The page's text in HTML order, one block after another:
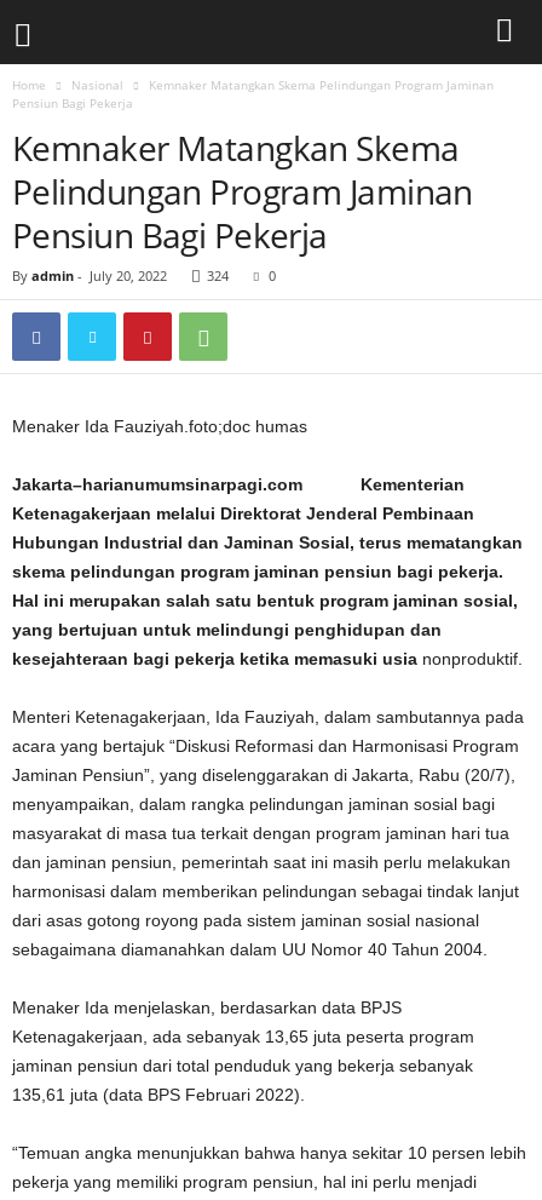
Home Nasional
Kemnaker Matangkan Skema Pelindungan Program Jaminan
Pensiun Bagi Pekerja
Kemnaker Matangkan Skema
Pelindungan Program Jaminan
Pensiun Bagi Pekerja
By admin - July 20, 2022 324 0
Menaker Ida Fauziyah.foto;doc humas
Jakarta–harianumumsinarpagi.com Kementerian
Ketenagakerjaan melalui Direktorat Jenderal Pembinaan
Hubungan Industrial dan Jaminan Sosial, terus mematangkan
skema pelindungan program jaminan pensiun bagi pekerja.
Hal ini merupakan salah satu bentuk program jaminan sosial,
yang bertujuan untuk melindungi penghidupan dan
kesejahteraan bagi pekerja ketika memasuki usia nonproduktif.
Menteri Ketenagakerjaan, Ida Fauziyah, dalam sambutannya pada
acara yang bertajuk “Diskusi Reformasi dan Harmonisasi Program
Jaminan Pensiun”, yang diselenggarakan di Jakarta, Rabu (20/7),
menyampaikan, dalam rangka pelindungan jaminan sosial bagi
masyarakat di masa tua terkait dengan program jaminan hari tua
dan jaminan pensiun, pemerintah saat ini masih perlu melakukan
harmonisasi dalam memberikan pelindungan sebagai tindak lanjut
dari asas gotong royong pada sistem jaminan sosial nasional
sebagaimana diamanahkan dalam UU Nomor 40 Tahun 2004.
Menaker Ida menjelaskan, berdasarkan data BPJS
Ketenagakerjaan, ada sebanyak 13,65 juta peserta program
jaminan pensiun dari total penduduk yang bekerja sebanyak
135,61 juta (data BPS Februari 2022).
“Temuan angka menunjukkan bahwa hanya sekitar 10 persen lebih
pekerja yang memiliki program pensiun, hal ini perlu menjadi